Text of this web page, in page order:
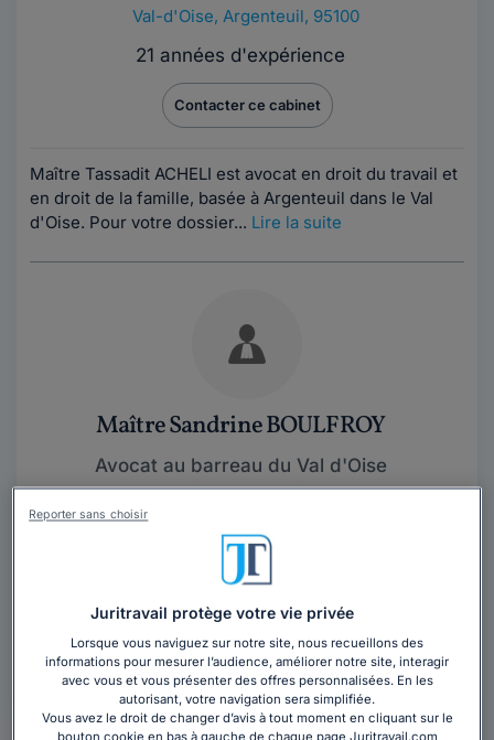
Val-d'Oise, Argenteuil, 95100
21 années d'expérience
Contacter ce cabinet
Maître Tassadit ACHELI est avocat en droit du travail et
en droit de la famille, basée à Argenteuil dans le Val
d'Oise. Pour votre dossier... Lire la suite
Maître Sandrine BOULFROY
Avocat au barreau du Val d'Oise
Val-d'Oise,Argenteuil, 95100
Contacter cet avocat
Conseil et assistance tant auprès de particuliers que
d'entreprises dans les domaines du droit du travail,
réparation du préjudice corporel...Lire la suite
Vous souhaitez rencontrer un avocat en
Juritravail protège votre vie privée
Lorsque vous naviguez sur notre site, nous recueillons des
informations pour mesurer l’audience, améliorer notre site, interagir
avec vous et vous présenter des offres personnalisées. En les
autorisant, votre navigation sera simplifiée.
Vous avez le droit de changer d’avis à tout moment en cliquant sur le
Reporter sans choisir